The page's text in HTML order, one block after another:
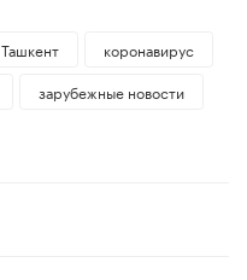
Ташкент
коронавирус
зарубежные новости